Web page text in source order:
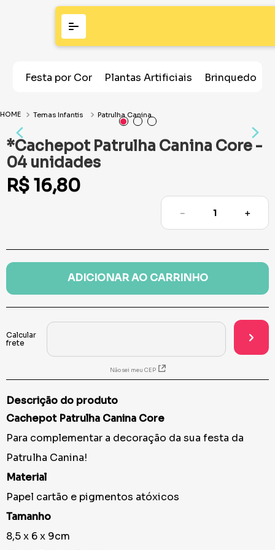
Festa por Cor Plantas Artificiais Brinquedos
Temas Infantis Patrulha Canina
*Cachepot Patrulha Canina Core -
04 unidades
R$ 16,80
＋
－
ADICIONAR AO CARRINHO
Não sei meu CEP
Descrição do produto
Cachepot Patrulha Canina Core
Para complementar a decoração da sua festa da
Patrulha Canina!
Material
Papel cartão e pigmentos atóxicos
Tamanho
8,5 x 6 x 9cm